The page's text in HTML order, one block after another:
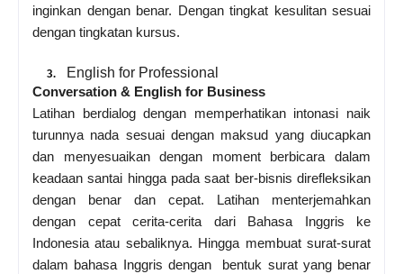
inginkan dengan benar. Dengan tingkat kesulitan sesuai
dengan tingkatan kursus.
3.
English for Professional
Conversation & English for Business
Latihan berdialog dengan memperhatikan intonasi naik
turunnya nada sesuai dengan maksud yang diucapkan
dan menyesuaikan dengan moment berbicara dalam
keadaan santai hingga pada saat ber-bisnis direfleksikan
dengan benar dan cepat. Latihan menterjemahkan
dengan cepat cerita-cerita dari Bahasa Inggris ke
Indonesia atau sebaliknya. Hingga membuat surat-surat
dalam bahasa Inggris dengan bentuk surat yang benar